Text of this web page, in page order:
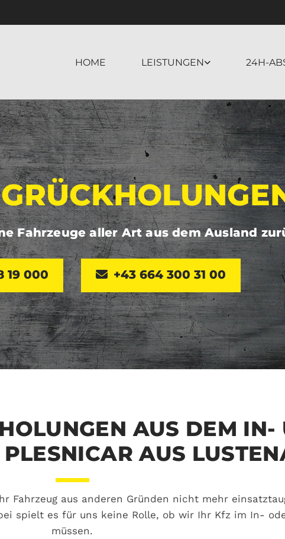
HOME LEISTUNGEN 24H-
Fahrzeuge aller Art aus dem Ausland
19 000 +43 664 300 31 00
AUS DEM IN-
AUS
Fahrzeug aus anderen Gründen nicht mehr
spielt es für uns keine Rolle, ob wir Ihr Kfz im In-
müssen.